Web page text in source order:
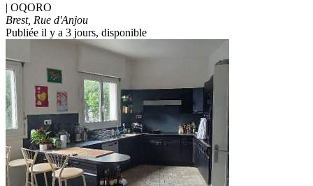
| OQORO
Brest, Rue d'Anjou
Publiée il y a 3 jours, disponible